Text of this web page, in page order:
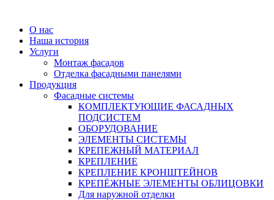
О нас
Наша история
Услуги
Монтаж фасадов
Отделка фасадными панелями
Продукция
Фасадные системы
КОМПЛЕКТУЮЩИЕ ФАСАДНЫХ
ПОДСИСТЕМ
ОБОРУДОВАНИЕ
ЭЛЕМЕНТЫ СИСТЕМЫ
КРЕПЕЖНЫЙ МАТЕРИАЛ
КРЕПЛЕНИЕ
КРЕПЛЕНИЕ КРОНШТЕЙНОВ
КРЕПЁЖНЫЕ ЭЛЕМЕНТЫ ОБЛИЦОВКИ
Для наружной отделки